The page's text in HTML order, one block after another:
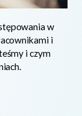
w
i
i czym